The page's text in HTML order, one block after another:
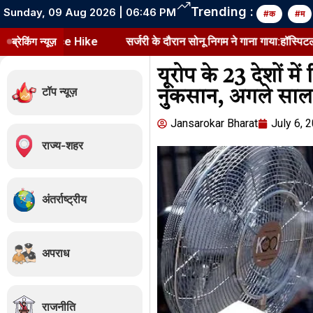
Sunday, 09 Aug 2026 | 06:46 PM Trending : #क #म
ब्रेकिंग न्यूज़सर्जरी के दौरान सोनू निगम ने गाना गाया:हॉस्पिटल बेड से शेयर
टॉप न्यूज़
राज्य-शहर
अंतर्राष्ट्रीय
अपराध
राजनीति
यूरोप के 23 देशों में
नुकसान, अगले साल
Jansarokar Bharat July 6,